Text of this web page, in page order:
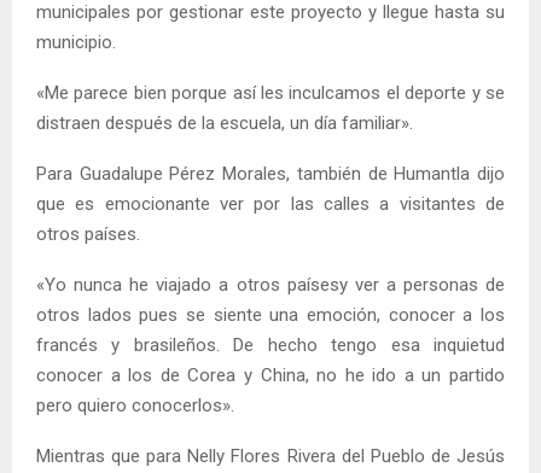
municipales por gestionar este proyecto y llegue hasta su
municipio.
«Me parece bien porque así les inculcamos el deporte y se
distraen después de la escuela, un día familiar».
Para Guadalupe Pérez Morales, también de Humantla dijo
que es emocionante ver por las calles a visitantes de
otros países.
«Yo nunca he viajado a otros paísesy ver a personas de
otros lados pues se siente una emoción, conocer a los
francés y brasileños. De hecho tengo esa inquietud
conocer a los de Corea y China, no he ido a un partido
pero quiero conocerlos».
Mientras que para Nelly Flores Rivera del Pueblo de Jesús